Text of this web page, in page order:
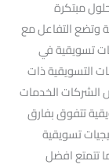
مبتكرة
التفاعل مع
تسويقية في
التسويقية ذات
الشركات الخدمات
تتفوق بفارق
تسويقية
تتمتع افضل